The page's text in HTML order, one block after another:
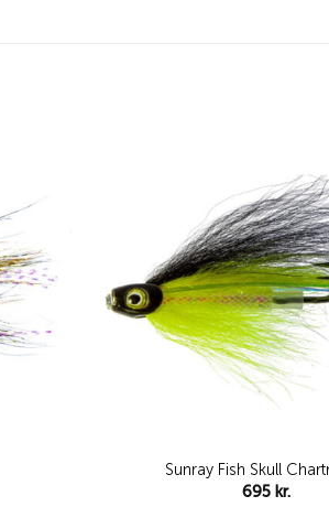
Sunray Fish Skull
695 kr.